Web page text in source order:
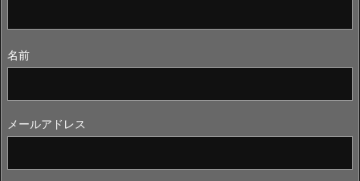
名前
メールアドレス